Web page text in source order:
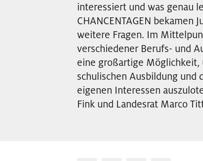
interessiert und was genau
CHANCENTAGEN
weitere Fragen. Im
verschiedener Berufs- und
eine großartige
schulischen Ausbildung und
eigenen Interessen
Fink und Landesrat Marco